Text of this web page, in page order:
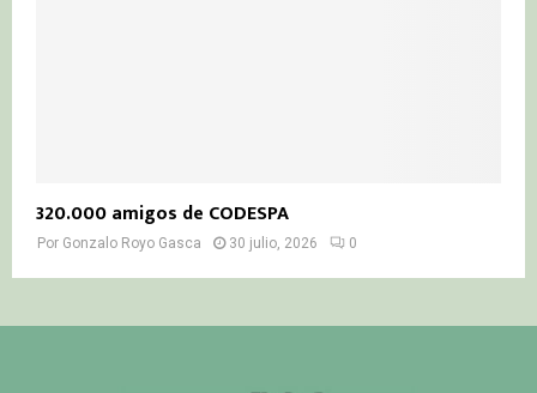
320.000 amigos de CODESPA
Por Gonzalo Royo Gasca 30 julio, 2026 0